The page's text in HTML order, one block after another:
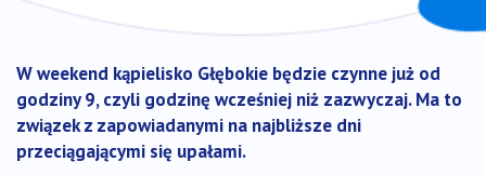
W weekend kąpielisko Głębokie będzie czynne już od
godziny 9, czyli godzinę wcześniej niż zazwyczaj. Ma to
związek z zapowiadanymi na najbliższe dni
przeciągającymi się upałami.